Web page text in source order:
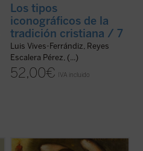
Los tipos
iconográficos de la
tradición cristiana / 7
Luis Vives-Ferrándiz, Reyes
Escalera Pérez, (...)
52,00€ IVA incluido
«Libro fascinante que nos lleva a un mundo